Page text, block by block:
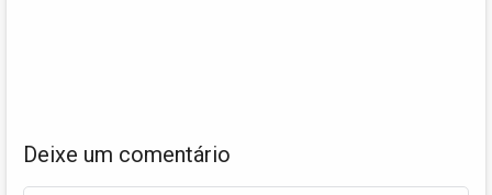
Deixe um comentário